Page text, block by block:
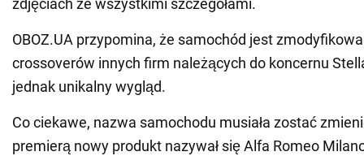
zdjęciach ze wszystkimi szczegółami.
OBOZ.UA przypomina, że samochód jest
crossoverów innych firm należących do koncernu
jednak unikalny wygląd.
Co ciekawe, nazwa samochodu musiała zostać
premierą nowy produkt nazywał się Alfa Romeo